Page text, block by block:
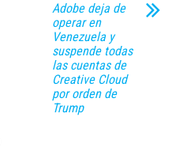
Adobe deja de
operar en
Venezuela y
suspende todas
las cuentas de
Creative Cloud
por orden de
Trump